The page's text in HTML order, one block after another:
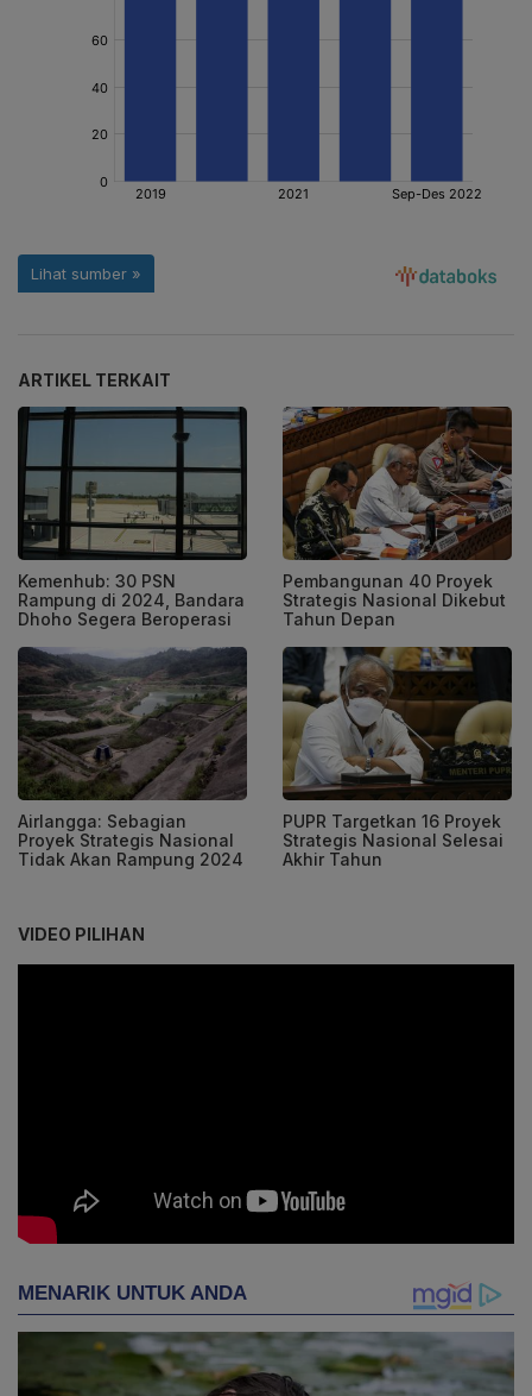
ARTIKEL TERKAIT
Kemenhub: 30 PSN
Rampung di 2024, Bandara
Dhoho Segera Beroperasi
Pembangunan 40 Proyek
Strategis Nasional Dikebut
Tahun Depan
Airlangga: Sebagian
Proyek Strategis Nasional
Tidak Akan Rampung 2024
PUPR Targetkan 16 Proyek
Strategis Nasional Selesai
Akhir Tahun
VIDEO PILIHAN